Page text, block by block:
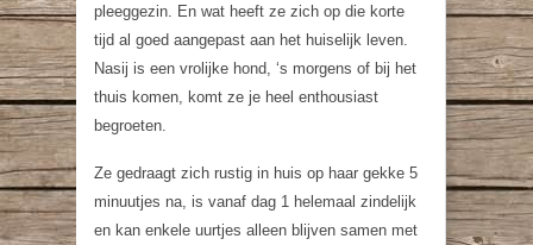
pleeggezin. En wat heeft ze zich op die korte
tijd al goed aangepast aan het huiselijk leven.
Nasij is een vrolijke hond, ‘s morgens of bij het
thuis komen, komt ze je heel enthousiast
begroeten.
Ze gedraagt zich rustig in huis op haar gekke 5
minuutjes na, is vanaf dag 1 helemaal zindelijk
en kan enkele uurtjes alleen blijven samen met